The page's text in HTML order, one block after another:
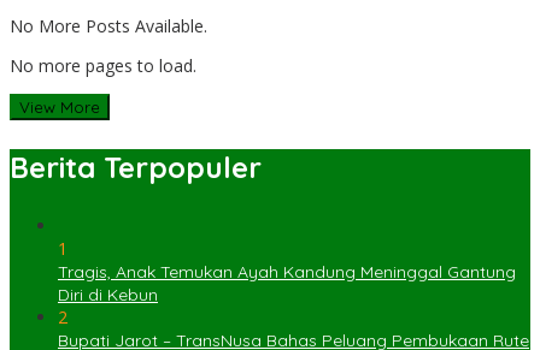
No More Posts Available.
No more pages to load.
View More
Berita Terpopuler
1
Tragis, Anak Temukan Ayah Kandung Meninggal Gantung
Diri di Kebun
2
Bupati Jarot – TransNusa Bahas Peluang Pembukaan Rute